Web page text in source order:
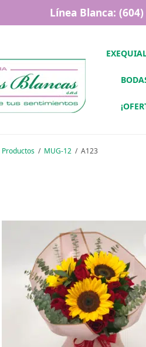
Línea Blanca:
Productos MUG-12 A123